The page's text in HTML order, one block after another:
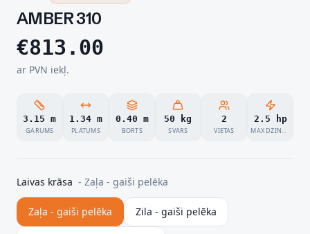
AMBER 310
€813.00
ar PVN iekļ.
3.15 m
GARUMS
1.34 m
PLATUMS
0.40 m
BORTS
50 kg
SVARS
2
VIETAS
2.5 hp
MAX DZINĒJS
Laivas krāsa - Zaļa - gaiši pelēka
Zaļa - gaiši pelēka Zila - gaiši pelēka